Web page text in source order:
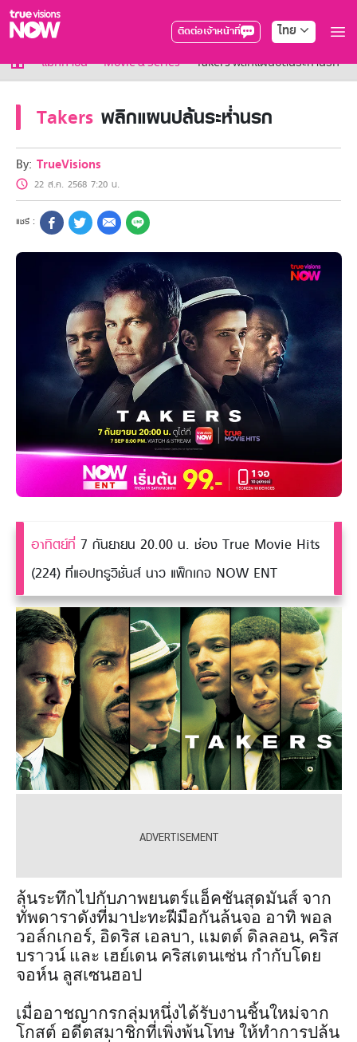
ติดต่อเจ้าหน้าที่ ไทย
True AF2026
แพ็กเกจ
NOW SPORTS
NOW Muay Thai
แพ็กเกจทรูวิชันส์นาวทั้งหมด
เคเบิลและจานดาวเทียม
สิทธิพิเศษ
สิทธิพิเศษลูกค้าทรูวิชั่นส์
แพ็กเกจสำหรับผู้ประกอบการ
หาร้านร่วมรายการ
FAQs
แม็กกาซีน Movie & Series Takers พลิกแผนปล้นระห่ำนรก
Takers พลิกแผนปล้นระห่ำนรก
By: TrueVisions
22 ส.ค. 2568 7:20 น.
อาทิตย์ที่ 7 กันยายน 20.00 น. ช่อง True Movie Hits
(224) ที่แอปทรูวิชั่นส์ นาว แพ็กเกจ NOW ENT
ลุ้นระทึกไปกับภาพยนตร์แอ็คชันสุดมันส์ จาก
ทัพดาราดังที่มาปะทะฝีมือกันล้นจอ อาทิ พอล
วอล์กเกอร์, อิดริส เอลบา, แมตต์ ดิลลอน, คริส
บราวน์ และ เฮย์เดน คริสเตนเซ่น กำกับโดย
จอห์น ลูสเซนฮอป
เมื่ออาชญากรกลุ่มหนึ่งได้รับงานชิ้นใหม่จาก
โกสต์ อดีตสมาชิกที่เพิ่งพ้นโทษ ให้ทำการปล้น